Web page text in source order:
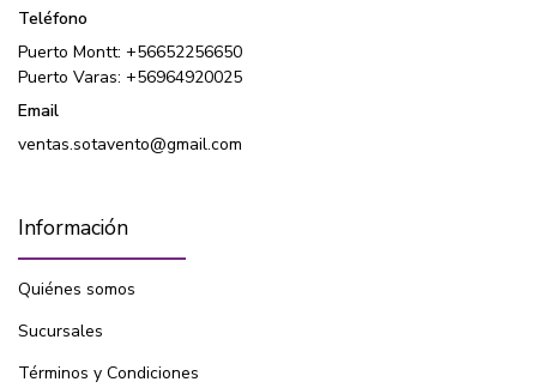
Teléfono
Puerto Montt: +56652256650
Puerto Varas: +56964920025
Email
ventas.sotavento@gmail.com
Información
Quiénes somos
Sucursales
Términos y Condiciones